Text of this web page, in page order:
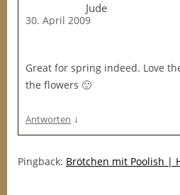
Jude
30. April 2009
Great for spring indeed. Love
the flowers 🙂
Antworten ↓
Pingback: Brötchen mit Poolish |